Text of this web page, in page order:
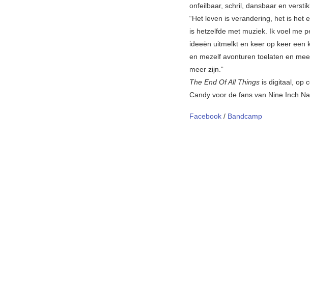
onfeilbaar, schril, dansbaar en
“Het leven is verandering, het is het
is hetzelfde met muziek. Ik voel me
ideeën uitmelkt en keer op keer een
en mezelf avonturen toelaten en
meer zijn.”
The End Of All Things is digitaal, op
Candy voor de fans van Nine Inch
Facebook / Bandcamp